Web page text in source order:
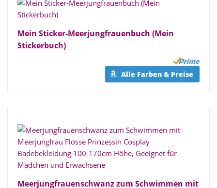
Mein Sticker-Meerjungfrauenbuch (Mein
Stickerbuch)
Alle Farben & Preise
Meerjungfrauenschwanz zum Schwimmen mit